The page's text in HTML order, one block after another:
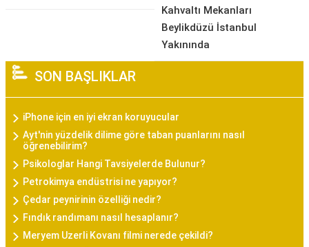
Kahvaltı Mekanları
Beylikdüzü İstanbul
Yakınında
SON BAŞLIKLAR
iPhone için en iyi ekran koruyucular
Ayt'nin yüzdelik dilime göre taban puanlarını nasıl
öğrenebilirim?
Psikologlar Hangi Tavsiyelerde Bulunur?
Petrokimya endüstrisi ne yapıyor?
Çedar peynirinin özelliği nedir?
Fındık randımanı nasıl hesaplanır?
Meryem Uzerli Kovanı filmi nerede çekildi?